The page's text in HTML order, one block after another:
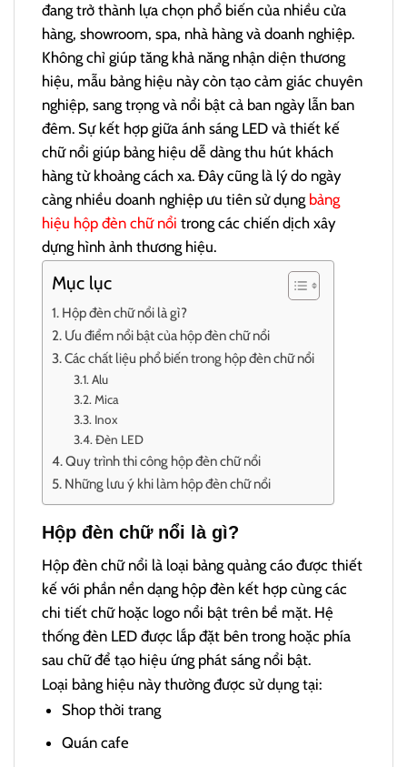
đang trở thành lựa chọn phổ biến của nhiều cửa
hàng, showroom, spa, nhà hàng và doanh nghiệp.
Không chỉ giúp tăng khả năng nhận diện thương
hiệu, mẫu bảng hiệu này còn tạo cảm giác chuyên
nghiệp, sang trọng và nổi bật cả ban ngày lẫn ban
đêm. Sự kết hợp giữa ánh sáng LED và thiết kế
chữ nổi giúp bảng hiệu dễ dàng thu hút khách
hàng từ khoảng cách xa. Đây cũng là lý do ngày
càng nhiều doanh nghiệp ưu tiên sử dụng bảng
hiệu hộp đèn chữ nổi trong các chiến dịch xây
dựng hình ảnh thương hiệu.
Mục lục
Hộp đèn chữ nổi là gì?
Ưu điểm nổi bật của hộp đèn chữ nổi
Các chất liệu phổ biến trong hộp đèn chữ nổi
Alu
Mica
Inox
Đèn LED
Quy trình thi công hộp đèn chữ nổi
Những lưu ý khi làm hộp đèn chữ nổi
Hộp đèn chữ nổi là gì?
Hộp đèn chữ nổi là loại bảng quảng cáo được thiết
kế với phần nền dạng hộp đèn kết hợp cùng các
chi tiết chữ hoặc logo nổi bật trên bề mặt. Hệ
thống đèn LED được lắp đặt bên trong hoặc phía
sau chữ để tạo hiệu ứng phát sáng nổi bật.
Loại bảng hiệu này thường được sử dụng tại:
Shop thời trang
Quán cafe